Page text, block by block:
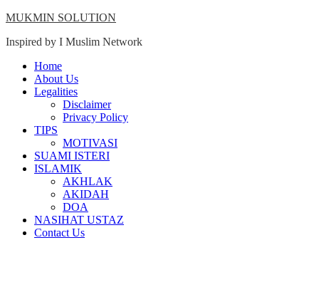
Skip
content
MUKMIN SOLUTION
Inspired by I Muslim Network
Close
Menu
Home
About Us
Legalities
Disclaimer
Privacy Policy
TIPS
MOTIVASI
SUAMI ISTERI
ISLAMIK
AKHLAK
AKIDAH
DOA
NASIHAT USTAZ
Contact Us